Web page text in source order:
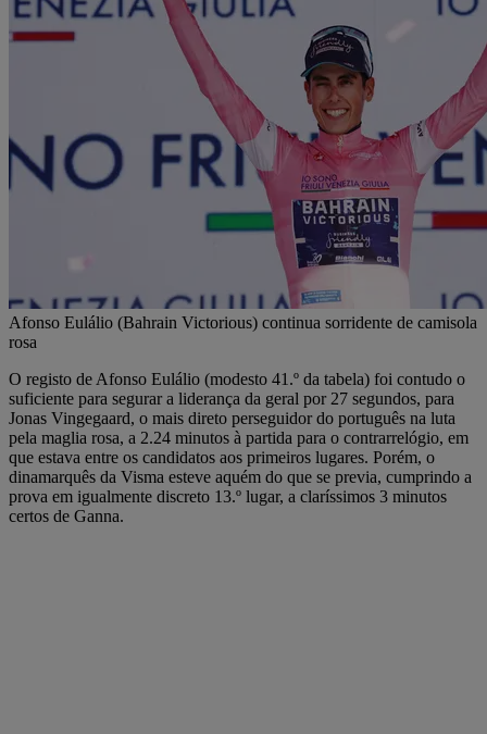
Afonso Eulálio (Bahrain Victorious) continua sorridente de camisola
rosa
O registo de Afonso Eulálio (modesto 41.º da tabela) foi contudo o
suficiente para segurar a liderança da geral por 27 segundos, para
Jonas Vingegaard, o mais direto perseguidor do português na luta
pela maglia rosa, a 2.24 minutos à partida para o contrarrelógio, em
que estava entre os candidatos aos primeiros lugares. Porém, o
dinamarquês da Visma esteve aquém do que se previa, cumprindo a
prova em igualmente discreto 13.º lugar, a claríssimos 3 minutos
certos de Ganna.